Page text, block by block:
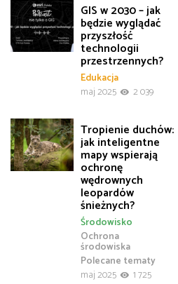
GIS w 2030 – jak
będzie wyglądać
przyszłość
technologii
przestrzennych?
Edukacja
maj 2025
2 039
Tropienie duchów:
jak inteligentne
mapy wspierają
ochronę
wędrownych
leopardów
śnieżnych?
Ochrona
środowiska
Polecane tematy
Środowisko
maj 2025 1 725